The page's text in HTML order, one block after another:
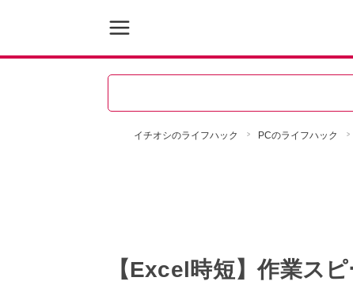
イチオシのライフハック PCのライフハック
【Excel時短】作業ス